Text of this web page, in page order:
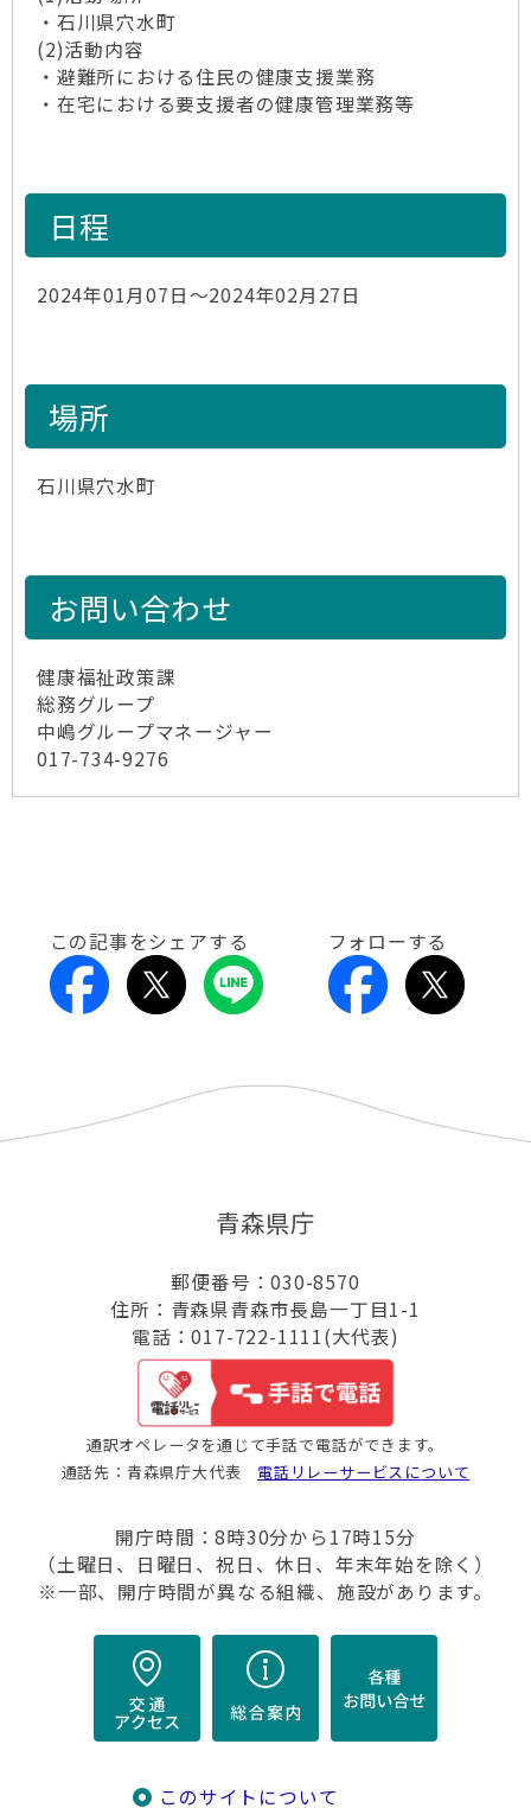
・石川県穴水町
(2)活動内容
・避難所における住民の健康支援業務
・在宅における要支援者の健康管理業務等
日程
2024年01月07日～2024年02月27日
場所
石川県穴水町
お問い合わせ
健康福祉政策課
総務グループ
中嶋グループマネージャー
017-734-9276
この記事をシェアする フォローする
青森県庁
郵便番号：030-8570
住所：青森県青森市長島一丁目1-1
電話：017-722-1111(大代表)
通訳オペレータを通じて手話で電話ができます。
通話先：青森県庁大代表 電話リレーサービスについて
開庁時間：8時30分から17時15分
（土曜日、日曜日、祝日、休日、年末年始を除く）
※一部、開庁時間が異なる組織、施設があります。
このサイトについて